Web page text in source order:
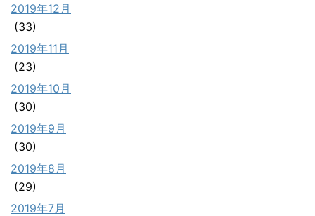
2019年12月
(33)
2019年11月
(23)
2019年10月
(30)
2019年9月
(30)
2019年8月
(29)
2019年7月